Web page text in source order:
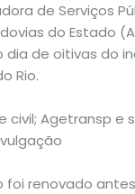
de Serviços
do Estado
de oitivas do
Rio.
renovado